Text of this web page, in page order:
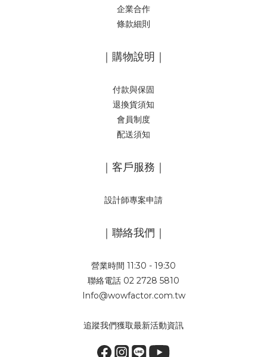
企業合作
條款細則
｜購物說明｜
付款與保固
退換貨須知
會員制度
配送須知
｜客戶服務｜
設計師專案申請
｜聯絡我們｜
營業時間 11:30 - 19:30
聯絡電話 02 2728 5810
Info@wowfactor.com.tw
追蹤我們獲取最新活動資訊